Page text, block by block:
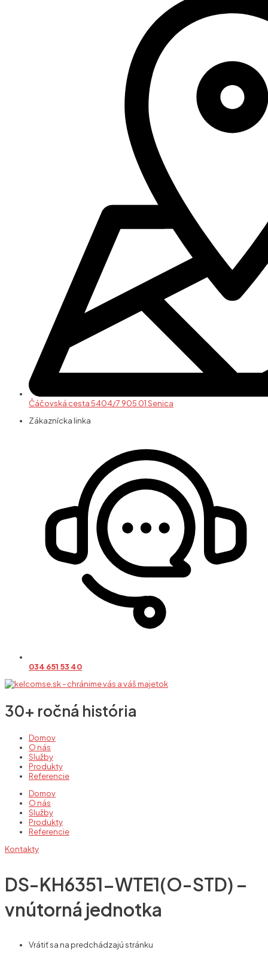
Čáčovská cesta 5404/7 905 01 Senica
Zákaznícka linka
034 651 53 40
30+ ročná história
Domov
O nás
Služby
Produkty
Referencie
Domov
O nás
Služby
Produkty
Referencie
Kontakty
DS-KH6351-WTE1(O-STD) –
vnútorná jednotka
Vrátiť sa na predchádzajú stránku